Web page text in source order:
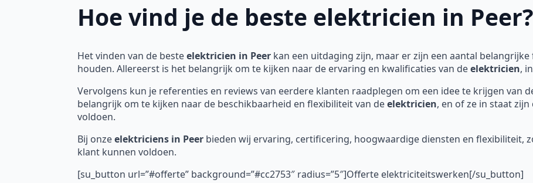
Hoe vind je de beste elektricien in Peer?
Het vinden van de besteelektricien in Peer kan een uitdaging zijn, maar er zijn een aantal
houden. Allereerst is het belangrijk om te kijken naar de ervaring en kwalificaties van deelektricien,
Vervolgens kun je referenties en reviews van eerdere klanten raadplegen om een idee te krijgen van
belangrijk om te kijken naar de beschikbaarheid en flexibiliteit van deelektricien, en of ze in staat
voldoen.
Bij onzeelektriciens in Peer bieden wij ervaring, certificering, hoogwaardige diensten en flexibiliteit,
klant kunnen voldoen.
[su_button url=”#offerte” background=”#cc2753″ radius=”5″]Offerte elektriciteitswerken[/su_button]